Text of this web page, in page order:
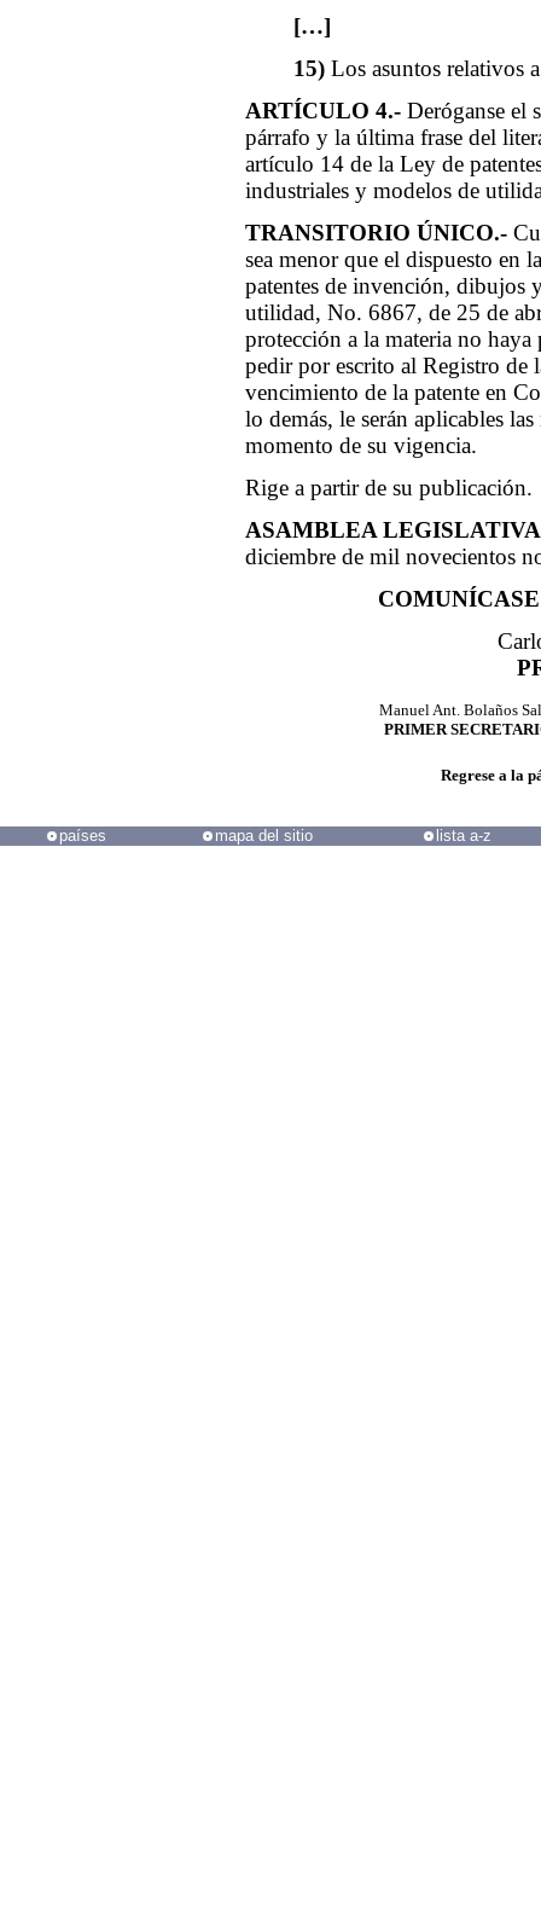
[…]
15) Los asuntos relativos
ARTÍCULO 4.- Deróganse el
párrafo y la última frase del
artículo 14 de la Ley de
industriales y modelos de
TRANSITORIO ÚNICO.-
sea menor que el dispuesto en
patentes de invención, dibujos
utilidad, No. 6867, de 25 de
protección a la materia no
pedir por escrito al Registro de
vencimiento de la patente en
lo demás, le serán aplicables
momento de su vigencia.
Rige a partir de su publicación.
ASAMBLEA
diciembre de mil novecientos
Manuel Ant. Bolaños
PRIMER
Regrese a la
países mapa del sitio lista a-z